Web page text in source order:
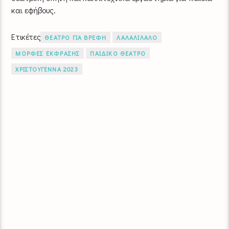
και εφήβους.
Ετικέτες ΘΕΑΤΡΟ ΓΙΑ ΒΡΕΦΗ
ΛΑΛΑΛΙΛΑΛΟ
ΜΟΡΦΕΣ ΕΚΦΡΑΣΗΣ
ΠΑΙΔΙΚΟ ΘΕΑΤΡΟ
ΧΡΙΣΤΟΥΓΕΝΝΑ 2023